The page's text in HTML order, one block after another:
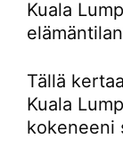
Kuala
Tällä
Kuala
kokeneeni